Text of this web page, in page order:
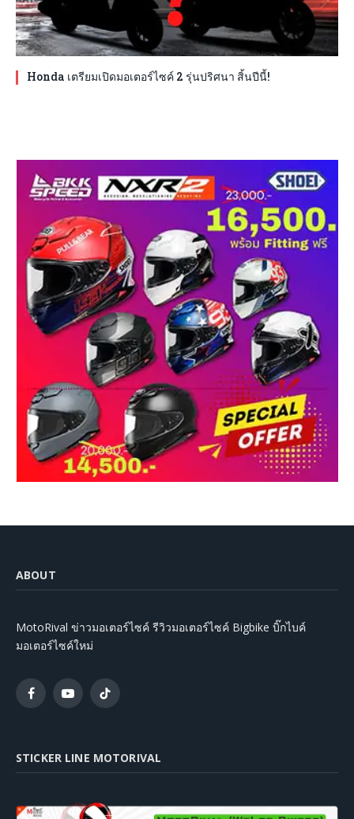
Honda เตรียมเปิดมอเตอร์ไซค์ 2 รุ่นปริศนา สิ้นปีนี้!
ABOUT
MotoRival ข่าวมอเตอร์ไซค์ รีวิวมอเตอร์ไซค์ Bigbike บิ๊กไบค์
มอเตอร์ไซค์ใหม่
FacebookYouTubeTikTok
STICKER LINE MOTORIVAL